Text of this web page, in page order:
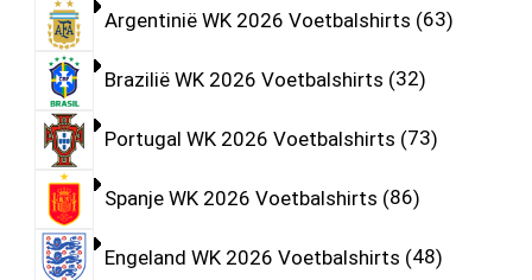
Argentinië WK 2026 Voetbalshirts 63
Brazilië WK 2026 Voetbalshirts 32
Portugal WK 2026 Voetbalshirts 73
Spanje WK 2026 Voetbalshirts 86
Engeland WK 2026 Voetbalshirts 48